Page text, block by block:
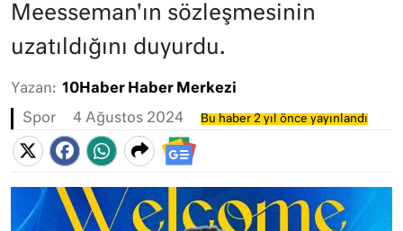
Meesseman'ın sözleşmesinin
uzatıldığını duyurdu.
Yazan: 10Haber Haber Merkezi
Spor 4 Ağustos 2024 Bu haber 2 yıl önce yayınlandı